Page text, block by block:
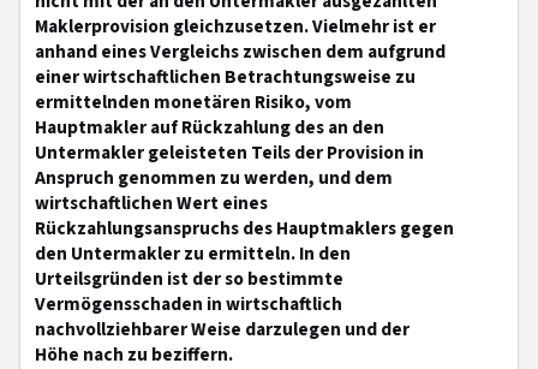
Maklerprovision gleichzusetzen. Vielmehr ist er
anhand eines Vergleichs zwischen dem aufgrund
einer wirtschaftlichen Betrachtungsweise zu
ermittelnden monetären Risiko, vom
Hauptmakler auf Rückzahlung des an den
Untermakler geleisteten Teils der Provision in
Anspruch genommen zu werden, und dem
wirtschaftlichen Wert eines
Rückzahlungsanspruchs des Hauptmaklers gegen
den Untermakler zu ermitteln. In den
Urteilsgründen ist der so bestimmte
Vermögensschaden in wirtschaftlich
nachvollziehbarer Weise darzulegen und der
Höhe nach zu beziffern.